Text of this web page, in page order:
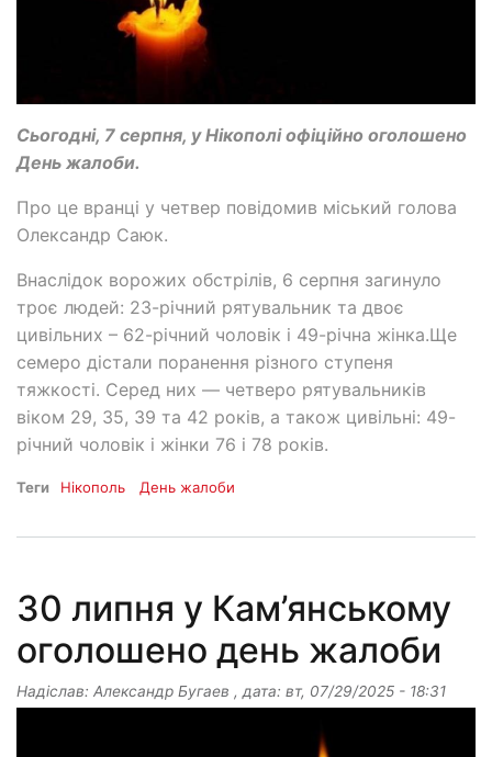
Сьогодні, 7 серпня, у Нікополі офіційно оголошено
День жалоби.
Про це вранці у четвер повідомив міський голова
Олександр Саюк.
Внаслідок ворожих обстрілів, 6 серпня загинуло
троє людей: 23-річний рятувальник та двоє
цивільних – 62-річний чоловік і 49-річна жінка.Ще
семеро дістали поранення різного ступеня
тяжкості. Серед них — четверо рятувальників
віком 29, 35, 39 та 42 років, а також цивільні: 49-
річний чоловік і жінки 76 і 78 років.
Теги Нікополь День жалоби
30 липня у Кам’янському
оголошено день жалоби
Надіслав: Александр Бугаев , дата: вт, 07/29/2025 - 18:31